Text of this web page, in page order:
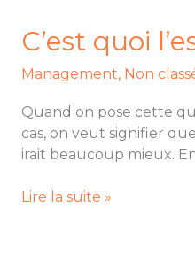
C’est quoi
Management, Non
Quand on pose cette
cas, on veut signifier
irait beaucoup mieux.
l’esprit
d’entreprise
?
Lire la suite »